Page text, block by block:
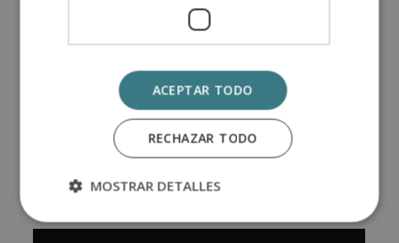
Una vez finalizados los estudios y superadas las
pruebas de evaluación, el alumno recibirá un
diploma que certifica el “MÁSTER EN DIRECCIÓN
CINEMATOGRÁFICA”, de la ESCUELA DE
POSTGRADO DE ARTE, ARTESANÍA Y OFICIOS,
avalada por nuestra condición de socios de la
ACEPTAR TODO
RECHAZAR TODO
MOSTRAR DETALLES